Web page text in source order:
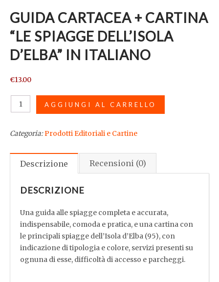
GUIDA CARTACEA + CARTINA
“LE SPIAGGE DELL’ISOLA
D’ELBA” IN ITALIANO
€13.00
Guida
cartacea
Cartina
spiagge
quantità
AGGIUNGI AL CARRELLO
Categoria:Prodotti Editoriali e Cartine
Descrizione Recensioni (0)
DESCRIZIONE
Una guida alle spiagge completa e accurata,
indispensabile, comoda e pratica, e una cartina con
le principali spiagge dell’Isola d’Elba (95), con
indicazione di tipologia e colore, servizi presenti su
ognuna di esse, difficoltà di accesso e parcheggi.